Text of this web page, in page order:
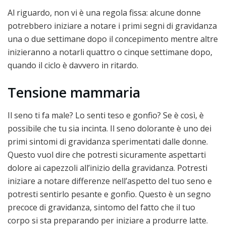
Al riguardo, non vi è una regola fissa: alcune donne
potrebbero iniziare a notare i primi segni di gravidanza
una o due settimane dopo il concepimento mentre altre
inizieranno a notarli quattro o cinque settimane dopo,
quando il ciclo è davvero in ritardo.
Tensione mammaria
Il seno ti fa male? Lo senti teso e gonfio? Se è così, è
possibile che tu sia incinta. Il seno dolorante è uno dei
primi sintomi di gravidanza sperimentati dalle donne.
Questo vuol dire che potresti sicuramente aspettarti
dolore ai capezzoli all’inizio della gravidanza. Potresti
iniziare a notare differenze nell’aspetto del tuo seno e
potresti sentirlo pesante e gonfio. Questo è un segno
precoce di gravidanza, sintomo del fatto che il tuo
corpo si sta preparando per iniziare a produrre latte.